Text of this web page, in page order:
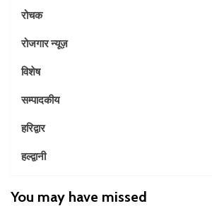
रोचक
रोजगार न्यूज़
विशेष
सम्पादकीय
हरिद्वार
हल्द्वानी
You may have missed